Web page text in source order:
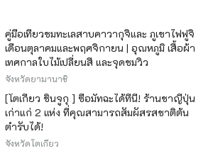
คู่มือเที่ยวชมทะเลสาบคาวากุจิและ ภูเขาไฟฟูจิ
เดือนตุลาคมและพฤศจิกายน | อุณหภูมิ เสื้อผ้า
เทศกาลใบไม้เปลี่ยนสี และจุดชมวิว
จังหวัดยามานาชิ
[โตเกียว ชินจูกุ ] ซื้อมัทฉะได้ที่นี่! ร้านชาญี่ปุ่น
เก่าแก่ 2 แห่ง ที่คุณสามารถสัมผัสรสชาติต้น
ตำรับได้!
จังหวัดโตเกียว